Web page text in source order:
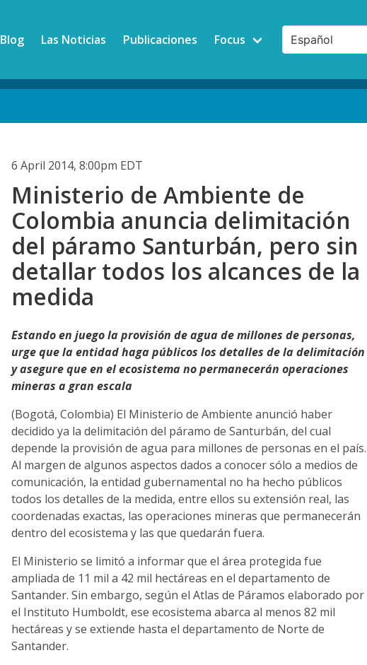
Blog Las Noticias Publicaciones Focus
6 April 2014, 8:00pm EDT
Ministerio de Ambiente de
Colombia anuncia delimitación
del páramo Santurbán, pero sin
detallar todos los alcances de la
medida
Estando en juego la provisión de agua de millones de personas,
urge que la entidad haga públicos los detalles de la delimitación
y asegure que en el ecosistema no permanecerán operaciones
mineras a gran escala
(Bogotá, Colombia) El Ministerio de Ambiente anunció haber
decidido ya la delimitación del páramo de Santurbán, del cual
depende la provisión de agua para millones de personas en el país.
Al margen de algunos aspectos dados a conocer sólo a medios de
comunicación, la entidad gubernamental no ha hecho públicos
todos los detalles de la medida, entre ellos su extensión real, las
coordenadas exactas, las operaciones mineras que permanecerán
dentro del ecosistema y las que quedarán fuera.
El Ministerio se limitó a informar que el área protegida fue
ampliada de 11 mil a 42 mil hectáreas en el departamento de
Santander. Sin embargo, según el Atlas de Páramos elaborado por
el Instituto Humboldt, ese ecosistema abarca al menos 82 mil
hectáreas y se extiende hasta el departamento de Norte de
Santander.